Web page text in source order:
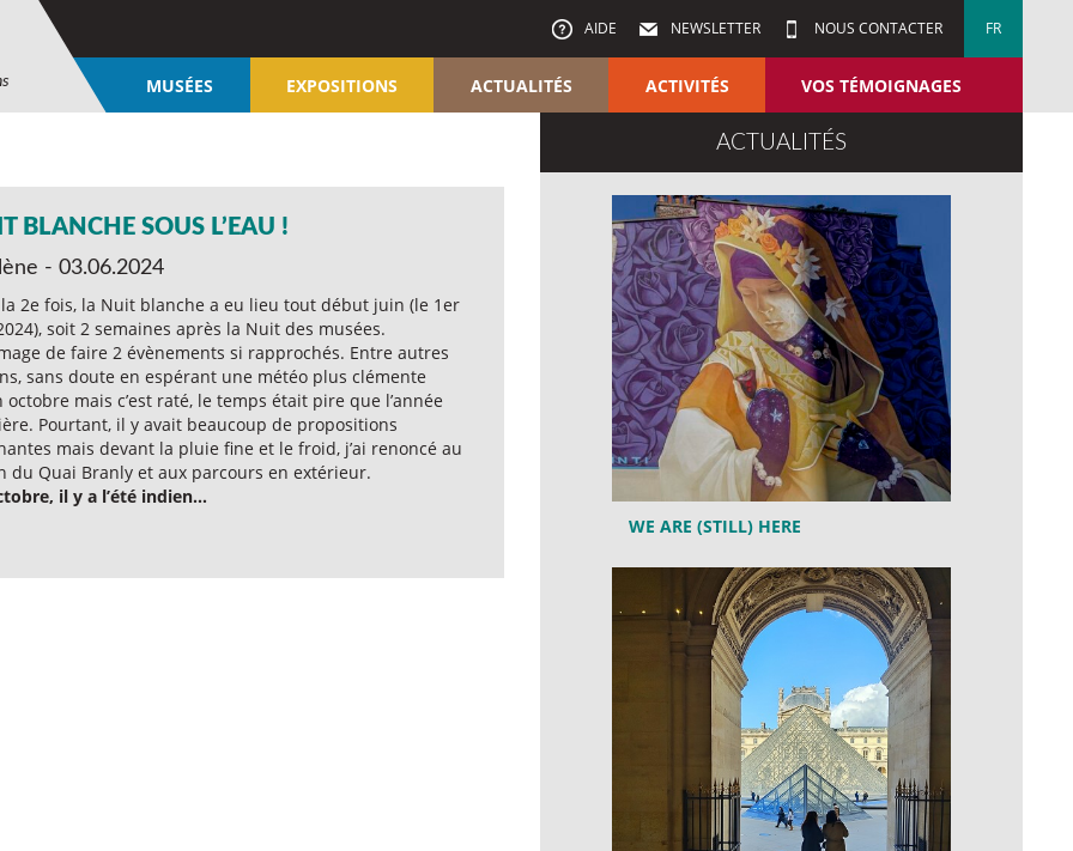
AIDE NEWSLETTER NOUS CONTACTER FR
MUSÉES EXPOSITIONS ACTUALITÉS ACTIVITÉS VOS TÉMOIGNAGES
BLANCHE SOUS L’EAU !
- 03.06.2024
2e fois, la Nuit blanche a eu lieu tout début juin (le 1er
soit 2 semaines après la Nuit des musées.
de faire 2 évènements si rapprochés. Entre autres
sans doute en espérant une météo plus clémente
octobre mais c’est raté, le temps était pire que l’année
Pourtant, il y avait beaucoup de propositions
mais devant la pluie fine et le froid, j’ai renoncé au
du Quai Branly et aux parcours en extérieur.
il y a l’été indien…
ACTUALITÉS
WE ARE (STILL) HERE